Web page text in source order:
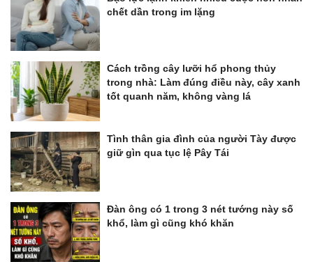
chết dần trong im lặng
Cách trồng cây lưỡi hổ phong thủy
trong nhà: Làm đúng điều này, cây xanh
tốt quanh năm, không vàng lá
Tình thân gia đình của người Tày được
giữ gìn qua tục lệ Pây Tái
Đàn ông có 1 trong 3 nét tướng này số
khổ, làm gì cũng khó khăn